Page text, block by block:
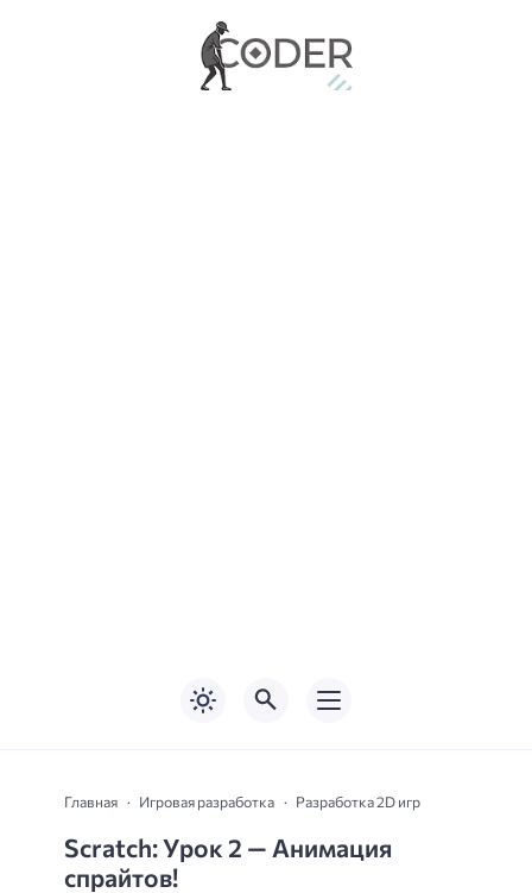
Главная Игровая разработка Разработка 2D игр
Scratch: Урок 2 — Анимация
спрайтов!